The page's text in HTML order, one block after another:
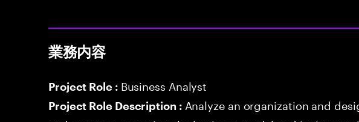
業務内容
Project Role : Business Analyst
Project Role Description : Analyze an organization and